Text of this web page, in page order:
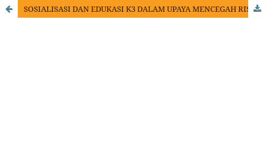
SOSIALISASI DAN EDUKASI K3 DALAM UPAYA MENCEGAH RISIKO KECELAKAAN KERJA PADA UMKM DESA SASAHAN WARINGIN KURUNG SERANG BANTEN